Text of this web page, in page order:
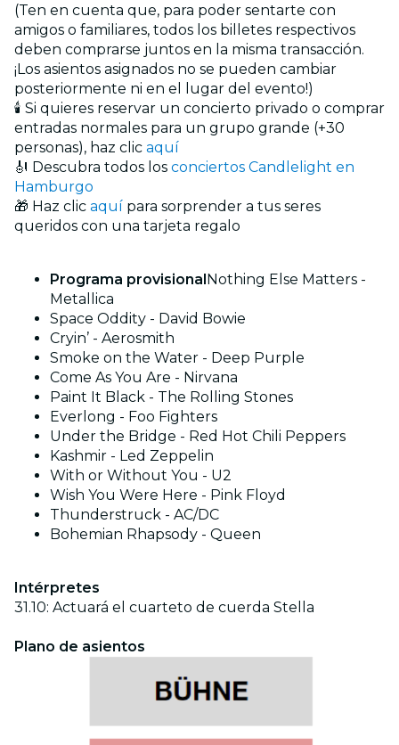
(Ten en cuenta que, para poder sentarte con
amigos o familiares, todos los billetes respectivos
deben comprarse juntos en la misma transacción.
¡Los asientos asignados no se pueden cambiar
posteriormente ni en el lugar del evento!)
🕯️ Si quieres reservar un concierto privado o comprar
entradas normales para un grupo grande (+30
personas), haz clic aquí
🎻 Descubra todos los conciertos Candlelight en
Hamburgo
🎁 Haz clic aquí para sorprender a tus seres
queridos con una tarjeta regalo
Programa provisionalNothing Else Matters -
Metallica
Space Oddity - David Bowie
Cryin’ - Aerosmith
Smoke on the Water - Deep Purple
Come As You Are - Nirvana
Paint It Black - The Rolling Stones
Everlong - Foo Fighters
Under the Bridge - Red Hot Chili Peppers
Kashmir - Led Zeppelin
With or Without You - U2
Wish You Were Here - Pink Floyd
Thunderstruck - AC/DC
Bohemian Rhapsody - Queen
Intérpretes
31.10: Actuará el cuarteto de cuerda Stella
Plano de asientos